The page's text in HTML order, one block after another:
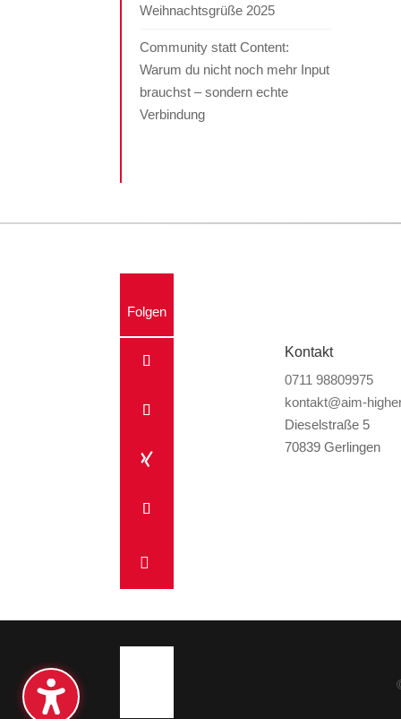
Weihnachtsgrüße 2025
Community statt Content:
Warum du nicht noch mehr Input
brauchst – sondern echte
Verbindung
Folgen

Kontakt
0711 98809975
kontakt@aim-
Dieselstraße 5
70839 Gerlingen